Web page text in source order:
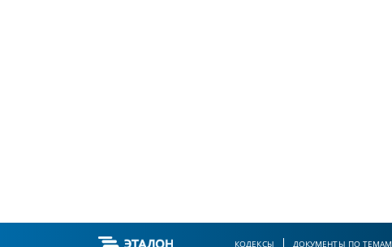
КОДЕКСЫ ДОКУМЕНТЫ ПО ТЕМАМ